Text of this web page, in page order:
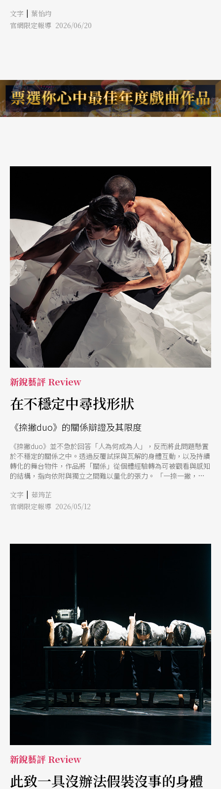
最精準的地方。 由樊光耀集編、導、演於一身的舞台劇《某中年
男子的心裡遊戲》（原名《亡心衝擊波》），曾獲2025年臺北文學
一面過度清晰的鏡子，照見了當代創作者在流量時代裡的困境：我
們不斷追逐某種「看似存在」的回應，卻常常無法確認那回應是否
真的有重量。男主角迷戀的不是一個完整的人，而是一種沒有身體
的聲音。這讓我想到今日的創作者，面對按讚、留言、分享與轉發
文字 | 葉怡均
官網限定報導 2026/06/20
新銳藝評 Review
在不穩定中尋找形狀
《捺撇duo》的關係辯證及其限度
《捺撇duo》並不急於回答「人為何成為人」，反而將此問題懸置
於不穩定的關係之中。透過反覆試探與瓦解的身體互動，以及持續
轉化的舞台物件，作品將「關係」從個體經驗轉為可被觀看與感知
的結構，指向依附與獨立之間難以量化的張力。 「一捺一撇，為
時間痕跡的身體辯證。簡約的舞台元素與反覆生成的動作語彙，使
作品在不穩定之中試圖勾勒存在的軌跡。開場，一張巨大的白色紙
的耐性，也為後續身體進入鋪設感知基礎。 當紙張滾動，舞者王
約，卻仰賴細膩的能量調度，使重複逐漸累積情緒密度。兩人之間
的推拉與依附，形成非線性的關係結構不是發展，而是反覆靠近與
偏離。 然而，此段亦顯現出策略上的限制：當動作層次未能持續
轉化時，觀看張力易趨平緩，使部分段落停留於既有氛圍，而未進
一步深化關係質地。簡約在此既是優勢，也成為潛在限制。
文字 | 茹筠芷
官網限定報導 2026/05/12
新銳藝評 Review
此致一具沒辦法假裝沒事的身體